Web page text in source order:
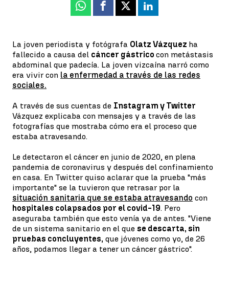
Whatsapp
Facebook
X Linkedin
La joven periodista y fotógrafa Olatz Vázquez ha
fallecido a causa del cáncer gástrico con metástasis
abdominal que padecía. La joven vizcaína narró como
era vivir con la enfermedad a través de las redes
sociales.
A través de sus cuentas de Instagram y Twitter
Vázquez explicaba con mensajes y a través de las
fotografías que mostraba cómo era el proceso que
estaba atravesando.
Le detectaron el cáncer en junio de 2020, en plena
pandemia de coronavirus y después del confinamiento
en casa. En Twitter quiso aclarar que la prueba "más
importante" se la tuvieron que retrasar por la
situación sanitaria que se estaba atravesando con
hospitales colapsados por el covid-19. Pero
aseguraba también que esto venía ya de antes. "Viene
de un sistema sanitario en el que se descarta, sin
pruebas concluyentes, que jóvenes como yo, de 26
años, podamos llegar a tener un cáncer gástrico".